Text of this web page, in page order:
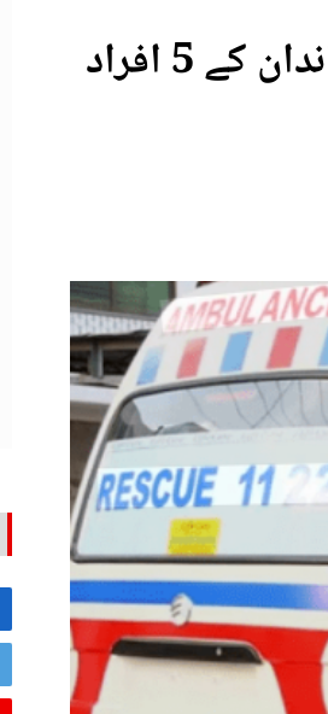
کوئٹہ میں جائیداد کے تنازع پر فائرنگ، ایک ہی خاندان کے 5 افراد